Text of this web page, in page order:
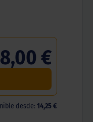
€
desde: 14,25 €